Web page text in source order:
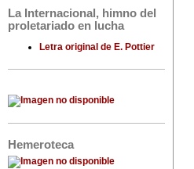
La Internacional, himno del
proletariado en lucha
Letra original de E. Pottier
Hemeroteca